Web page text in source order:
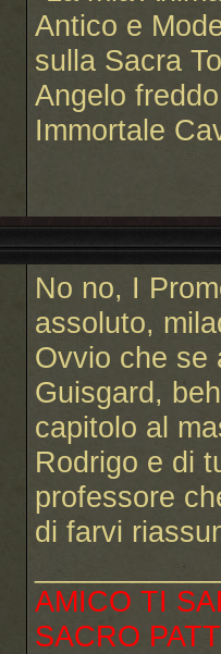
Antico e
sulla Sacra
Angelo
Immortale
No no, I
assoluto,
Ovvio che se
Guisgard,
capitolo al
Rodrigo e di
professore
di farvi
AMICO TI
SACRO